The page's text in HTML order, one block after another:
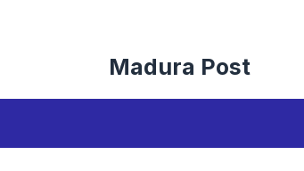
Madura Post